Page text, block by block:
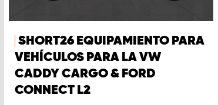
SHORT26 EQUIPAMIENTO PARA
VEHÍCULOS PARA LA VW
CADDY CARGO & FORD
CONNECT L2